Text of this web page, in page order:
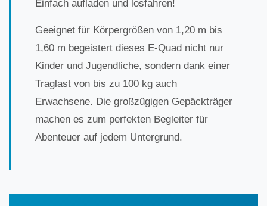
Einfach aufladen und losfahren!
Geeignet für Körpergrößen von 1,20 m bis
1,60 m begeistert dieses E-Quad nicht nur
Kinder und Jugendliche, sondern dank einer
Traglast von bis zu 100 kg auch
Erwachsene. Die großzügigen Gepäckträger
machen es zum perfekten Begleiter für
Abenteuer auf jedem Untergrund.